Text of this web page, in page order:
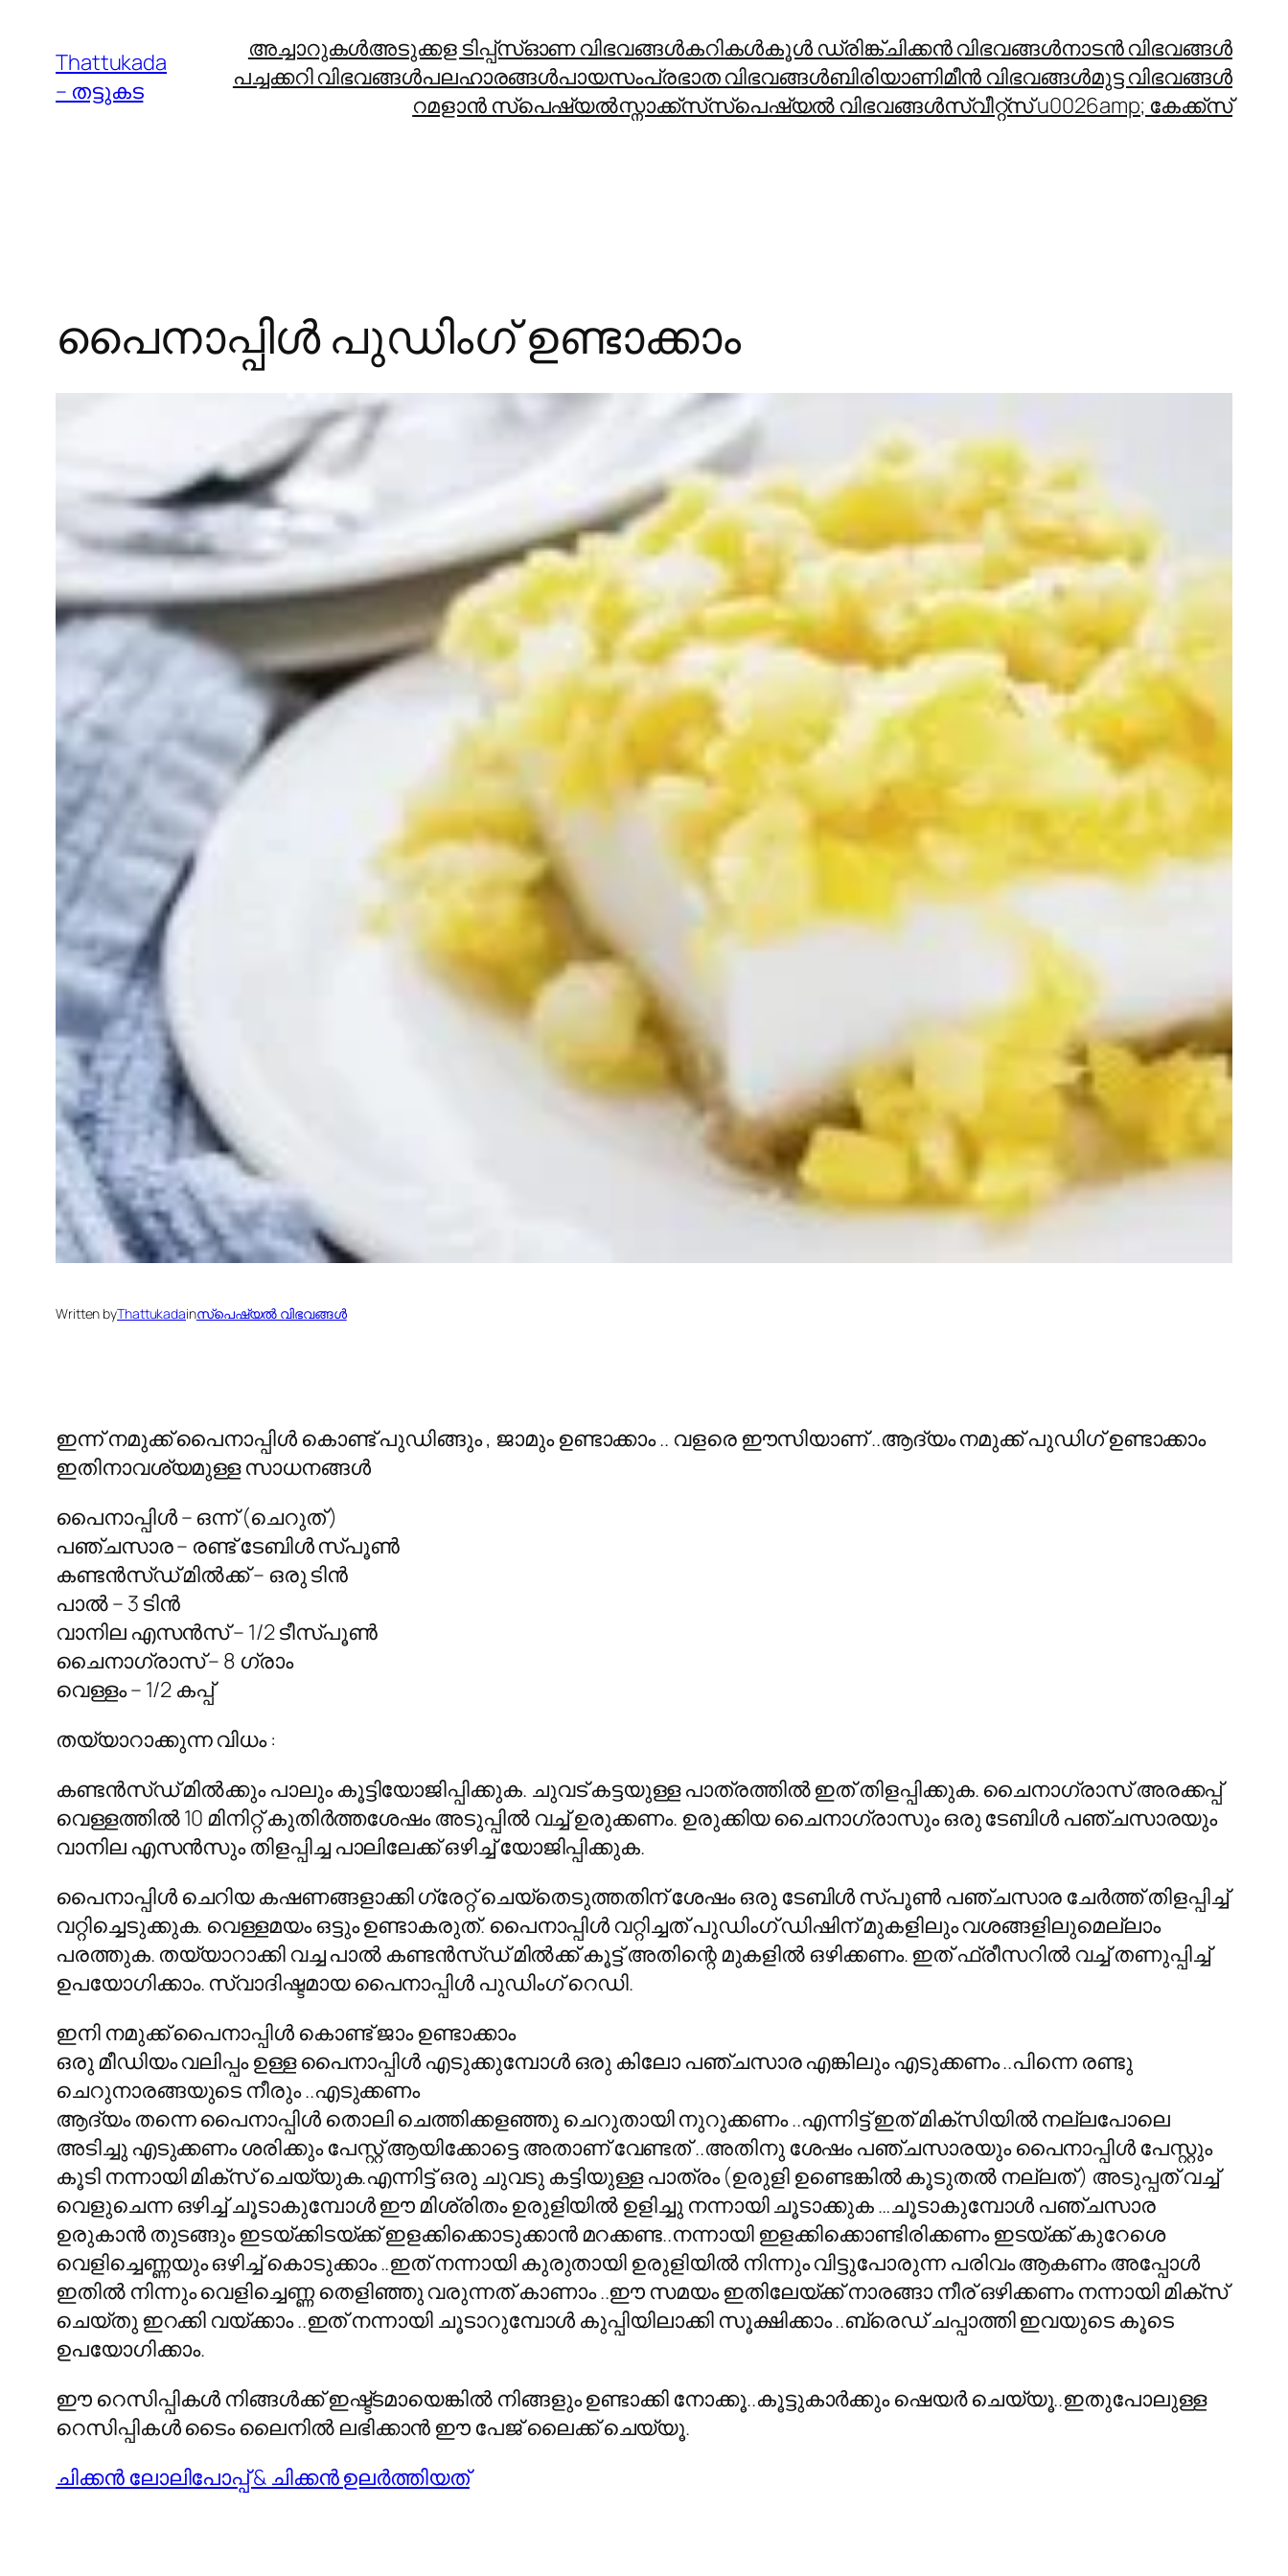
content
Thattukada
– തട്ടുകട
അച്ചാറുകള്‍അടുക്കള ടിപ്പ്സ്ഓണ വിഭവങ്ങൾകറികള്‍കൂള്‍ ഡ്രിങ്ക്ചിക്കന്‍ വിഭവങ്ങള്‍നാടന്‍ വിഭവങ്ങള്‍
പച്ചക്കറി വിഭവങ്ങള്‍പലഹാരങ്ങള്‍പായസംപ്രഭാത വിഭവങ്ങള്‍ബിരിയാണിമീന്‍ വിഭവങ്ങള്‍മുട്ട വിഭവങ്ങള്‍
റമളാന്‍ സ്പെഷ്യല്‍സ്നാക്ക്സ്സ്പെഷ്യല്‍ വിഭവങ്ങള്‍സ്വീറ്റ്സ് u0026amp; കേക്ക്സ്
പൈനാപ്പിള്‍ പുഡിംഗ് ഉണ്ടാക്കാം
Written byThattukadainസ്പെഷ്യല്‍ വിഭവങ്ങള്‍
ഇന്ന് നമുക്ക് പൈനാപ്പിള്‍ കൊണ്ട് പുഡിങ്ങും , ജാമും ഉണ്ടാക്കാം .. വളരെ ഈസിയാണ് ..ആദ്യം നമുക്ക് പുഡിഗ് ഉണ്ടാക്കാം
ഇതിനാവശ്യമുള്ള സാധനങ്ങള്‍
പൈനാപ്പിള്‍ – ഒന്ന് (ചെറുത് )
പഞ്ചസാര – രണ്ട് ടേബിള്‍ സ്പൂണ്‍
കണ്ടന്‍സ്ഡ് മില്‍ക്ക് – ഒരു ടിന്‍
പാല്‍ – 3 ടിന്‍
വാനില എസന്‍സ് – 1/2 ടീസ്പൂണ്‍
ചൈനാഗ്രാസ് – 8 ഗ്രാം
വെള്ളം – 1/2 കപ്പ്
തയ്യാറാക്കുന്ന വിധം :
കണ്ടന്‍സ്ഡ് മില്‍ക്കും പാലും കൂട്ടിയോജിപ്പിക്കുക. ചുവട് കട്ടയുള്ള പാത്രത്തില്‍ ഇത് തിളപ്പിക്കുക. ചൈനാഗ്രാസ് അരക്കപ്പ്
വെള്ളത്തില്‍ 10 മിനിറ്റ് കുതിര്‍ത്തശേഷം അടുപ്പില്‍ വച്ച് ഉരുക്കണം. ഉരുക്കിയ ചൈനാഗ്രാസും ഒരു ടേബിള്‍ പഞ്ചസാരയും
വാനില എസന്‍സും തിളപ്പിച്ച പാലിലേക്ക് ഒഴിച്ച് യോജിപ്പിക്കുക.
പൈനാപ്പിള്‍ ചെറിയ കഷണങ്ങളാക്കി ഗ്രേറ്റ് ചെയ്‌തെടുത്തതിന് ശേഷം ഒരു ടേബിള്‍ സ്പൂണ്‍ പഞ്ചസാര ചേര്‍ത്ത് തിളപ്പിച്ച്
വറ്റിച്ചെടുക്കുക. വെള്ളമയം ഒട്ടും ഉണ്ടാകരുത്. പൈനാപ്പിള്‍ വറ്റിച്ചത് പുഡിംഗ് ഡിഷിന് മുകളിലും വശങ്ങളിലുമെല്ലാം
പരത്തുക. തയ്യാറാക്കി വച്ച പാല്‍ കണ്ടന്‍സ്ഡ് മില്‍ക്ക് കൂട്ട് അതിന്റെ മുകളില്‍ ഒഴിക്കണം. ഇത് ഫ്രീസറില്‍ വച്ച് തണുപ്പിച്ച്
ഉപയോഗിക്കാം. സ്വാദിഷ്ടമായ പൈനാപ്പിള്‍ പുഡിംഗ് റെഡി.
ഇനി നമുക്ക് പൈനാപ്പിള്‍ കൊണ്ട് ജാം ഉണ്ടാക്കാം
ഒരു മീഡിയം വലിപ്പം ഉള്ള പൈനാപ്പിള്‍ എടുക്കുമ്പോള്‍ ഒരു കിലോ പഞ്ചസാര എങ്കിലും എടുക്കണം ..പിന്നെ രണ്ടു
ചെറുനാരങ്ങയുടെ നീരും ..എടുക്കണം
ആദ്യം തന്നെ പൈനാപ്പിള്‍ തൊലി ചെത്തിക്കളഞ്ഞു ചെറുതായി നുറുക്കണം ..എന്നിട്ട് ഇത് മിക്സിയില്‍ നല്ലപോലെ
അടിച്ചു എടുക്കണം ശരിക്കും പേസ്റ്റ് ആയിക്കോട്ടെ അതാണ്‌ വേണ്ടത് ..അതിനു ശേഷം പഞ്ചസാരയും പൈനാപ്പിള്‍ പേസ്റ്റും
കൂടി നന്നായി മിക്സ് ചെയ്യുക.എന്നിട്ട് ഒരു ചുവടു കട്ടിയുള്ള പാത്രം (ഉരുളി ഉണ്ടെങ്കില്‍ കൂടുതല്‍ നല്ലത് ) അടുപ്പത് വച്ച്
വെളുചെന്ന ഒഴിച്ച് ചൂടാകുമ്പോള്‍ ഈ മിശ്രിതം ഉരുളിയില്‍ ഉളിച്ചു നന്നായി ചൂടാക്കുക …ചൂടാകുമ്പോള്‍ പഞ്ചസാര
ഉരുകാന്‍ തുടങ്ങും ഇടയ്ക്കിടയ്ക്ക് ഇളക്കിക്കൊടുക്കാന്‍ മറക്കണ്ട..നന്നായി ഇളക്കിക്കൊണ്ടിരിക്കണം ഇടയ്ക്ക് കുറേശെ
വെളിച്ചെണ്ണയും ഒഴിച്ച് കൊടുക്കാം ..ഇത് നന്നായി കുരുതായി ഉരുളിയില്‍ നിന്നും വിട്ടുപോരുന്ന പരിവം ആകണം അപ്പോള്‍
ഇതില്‍ നിന്നും വെളിച്ചെണ്ണ തെളിഞ്ഞു വരുന്നത് കാണാം ..ഈ സമയം ഇതിലേയ്ക്ക് നാരങ്ങാ നീര് ഒഴിക്കണം നന്നായി മിക്സ്
ചെയ്തു ഇറക്കി വയ്ക്കാം ..ഇത് നന്നായി ചൂടാറുമ്പോള്‍ കുപ്പിയിലാക്കി സൂക്ഷിക്കാം ..ബ്രെഡ്‌ ചപ്പാത്തി ഇവയുടെ കൂടെ
ഉപയോഗിക്കാം.
ഈ റെസിപ്പികള്‍ നിങ്ങള്‍ക്ക് ഇഷ്ട്ടമായെങ്കില്‍ നിങ്ങളും ഉണ്ടാക്കി നോക്കൂ..കൂട്ടുകാര്‍ക്കും ഷെയര്‍ ചെയ്യൂ..ഇതുപോലുള്ള
റെസിപ്പികള്‍ ടൈം ലൈനില്‍ ലഭിക്കാന്‍ ഈ പേജ് ലൈക്ക് ചെയ്യൂ.
ചിക്കന്‍ ലോലിപോപ്പ് & ചിക്കന്‍ ഉലര്‍ത്തിയത്